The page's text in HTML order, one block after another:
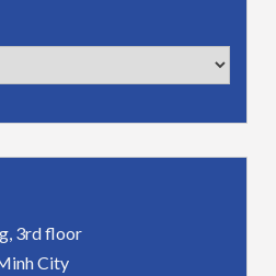
3rd floor
City